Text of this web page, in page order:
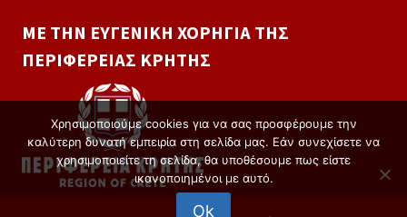
ΜΕ ΤΗΝ ΕΥΓΕΝΙΚΉ ΧΟΡΗΓΊΑ ΤΗΣ
ΠΕΡΙΦΈΡΕΙΑΣ ΚΡΉΤΗΣ
Χρησιμοποιούμε cookies για να σας προσφέρουμε την
καλύτερη δυνατή εμπειρία στη σελίδα μας. Εάν συνεχίσετε να
χρησιμοποιείτε τη σελίδα, θα υποθέσουμε πως είστε
ικανοποιημένοι με αυτό.
Ok